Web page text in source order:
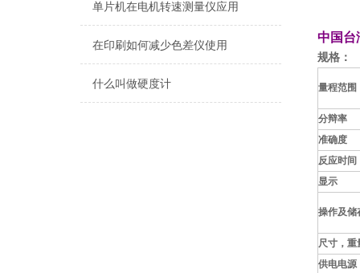
单片机在电机转速测量仪应用
在印刷如何减少色差仪使用
什么叫做硬度计
中国台
规格：
量程范围
分辩率
准确度
反应时间
显示
操作及储
尺寸，重
供电电源